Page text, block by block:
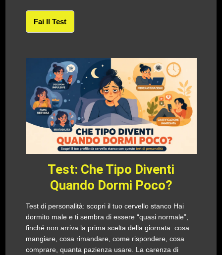
Fai Il Test
Test: Che Tipo Diventi
Quando Dormi Poco?
Test di personalità: scopri il tuo cervello stanco Hai
dormito male e ti sembra di essere “quasi normale”,
finché non arriva la prima scelta della giornata: cosa
mangiare, cosa rimandare, come rispondere, cosa
comprare, quanta pazienza usare. La carenza di